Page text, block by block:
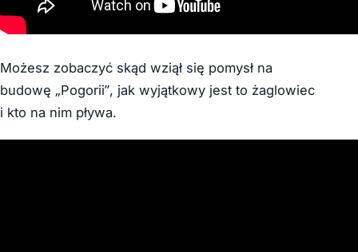
Możesz zobaczyć skąd wziął się pomysł na
budowę „Pogorii”, jak wyjątkowy jest to żaglowiec
i kto na nim pływa.